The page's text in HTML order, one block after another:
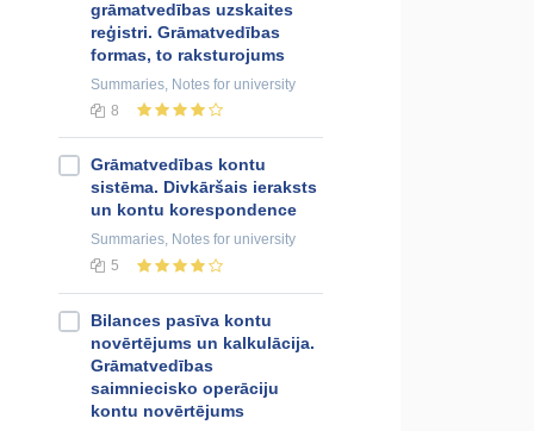
grāmatvedības uzskaites
reģistri. Grāmatvedības
formas, to raksturojums
Summaries, Notes for university
8
Grāmatvedības kontu
sistēma. Divkāršais ieraksts
un kontu korespondence
Summaries, Notes for university
5
Bilances pasīva kontu
novērtējums un kalkulācija.
Grāmatvedības
saimniecisko operāciju
kontu novērtējums